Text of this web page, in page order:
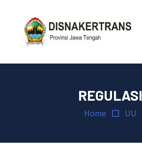
REGULASI
Home UU